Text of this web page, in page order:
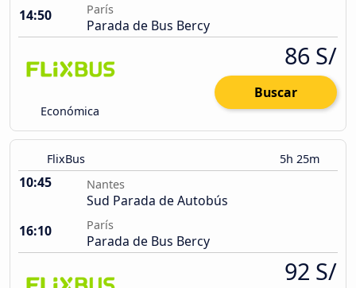
14:50
París
Parada de Bus Bercy
Económica
86 S/
Buscar
FlixBus 5h 25m
10:45 Nantes
Sud Parada de Autobús
16:10
París
Parada de Bus Bercy
92 S/